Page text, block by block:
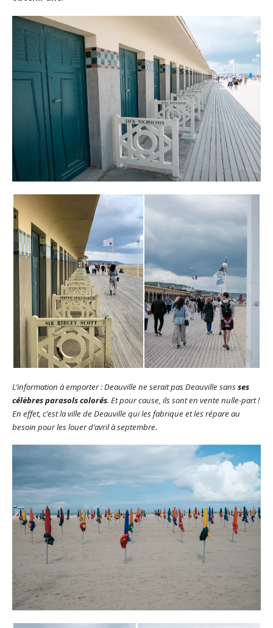
L’information à emporter : Deauville ne serait pas Deauville sansses
célèbres parasols colorés. Et pour cause, ils sont en vente nulle-part !
En effet, c’est la ville de Deauville qui les fabrique et les répare au
besoin pour les louer d’avril à septembre.